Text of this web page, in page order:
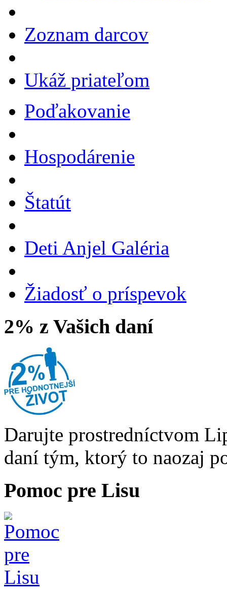
Zoznam darcov
Ukáž priateľom
Poďakovanie
Hospodárenie
Štatút
Deti Anjel Galéria
Žiadosť o príspevok
2% z Vašich daní
Darujte prostredníctvom
daní tým, ktorý to naozaj
Pomoc pre Lisu